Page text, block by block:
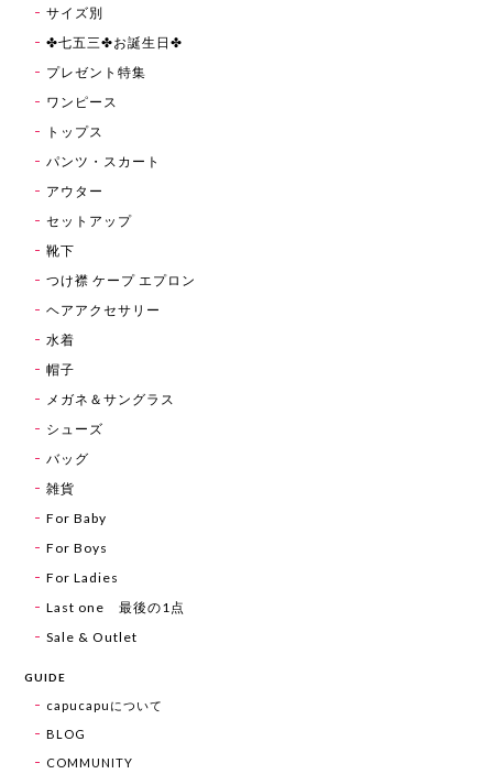
サイズ別
✤七五三✤お誕生日✤
プレゼント特集
ワンピース
トップス
パンツ・スカート
アウター
セットアップ
靴下
つけ襟 ケープ エプロン
ヘアアクセサリー
水着
帽子
メガネ＆サングラス
シューズ
バッグ
雑貨
For Baby
For Boys
For Ladies
Last one 最後の1点
Sale & Outlet
GUIDE
capucapuについて
BLOG
COMMUNITY